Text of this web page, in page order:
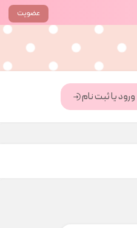
عضویت
ورود یا ثبت نام